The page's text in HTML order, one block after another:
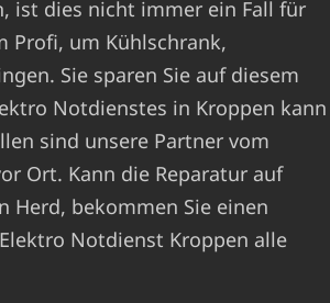
ist dies nicht immer ein Fall für
Profi, um Kühlschrank,
Sie sparen Sie auf diesem
Notdienstes in Kroppen kann
sind unsere Partner vom
Ort. Kann die Reparatur auf
Herd, bekommen Sie einen
Notdienst Kroppen alle